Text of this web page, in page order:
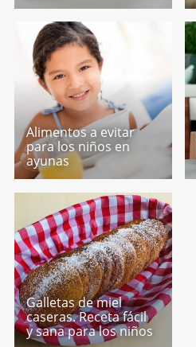
Alimentos a evitar
para los niños en
ayunas
Galletas de miel
caseras. Receta fácil
y sana para los niños